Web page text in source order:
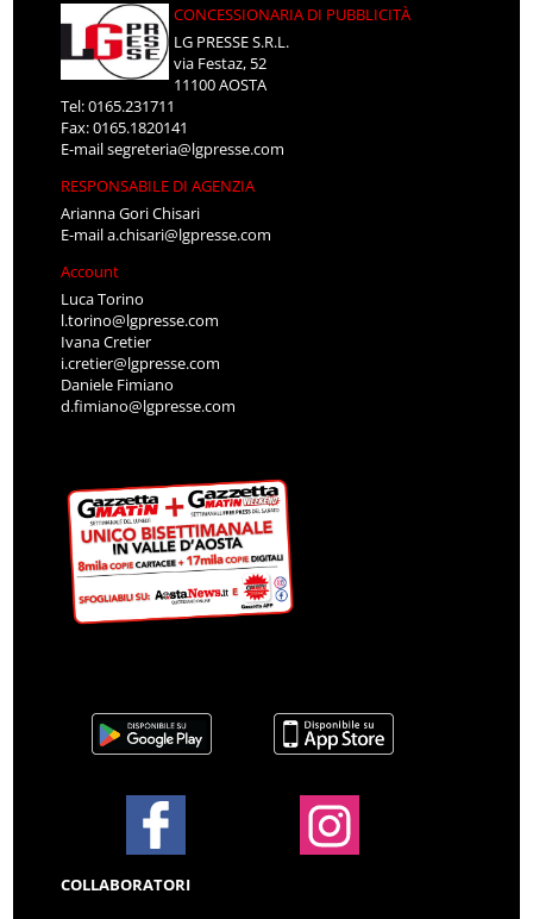
CONCESSIONARIA DI PUBBLICITÀ
LG PRESSE S.R.L.
via Festaz, 52
11100 AOSTA
Tel: 0165.231711
Fax: 0165.1820141
E-mailsegreteria@lgpresse.com
RESPONSABILE DI AGENZIA
Arianna Gori Chisari
E-maila.chisari@lgpresse.com
Account
Luca Torino
l.torino@lgpresse.com
Ivana Cretier
i.cretier@lgpresse.com
Daniele Fimiano
d.fimiano@lgpresse.com
COLLABORATORI